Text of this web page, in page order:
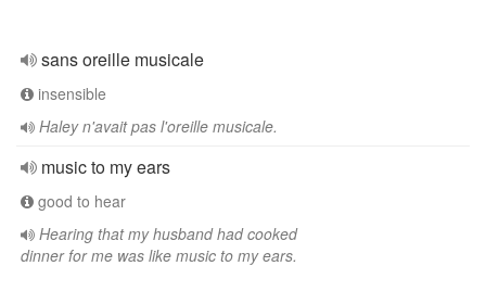
sans oreille musicale
insensible
Haley n'avait pas l'oreille musicale.
music to my ears
good to hear
Hearing that my husband had cooked
dinner for me was like music to my ears.